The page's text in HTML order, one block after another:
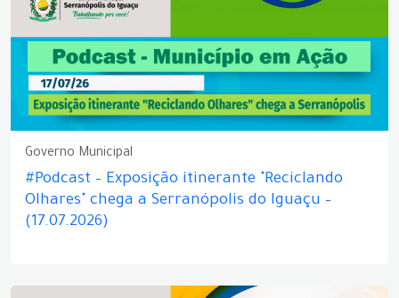
Governo Municipal
#Podcast – Exposição itinerante "Reciclando
Olhares" chega a Serranópolis do Iguaçu –
(17.07.2026)